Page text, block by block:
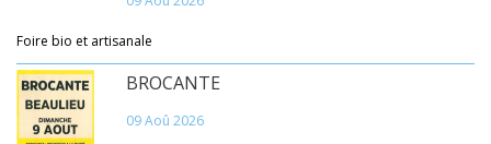
Foire bio et artisanale
BROCANTE
09 Aoû 2026